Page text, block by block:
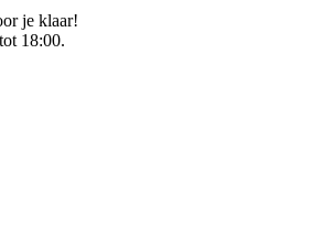
je klaar!
18:00.